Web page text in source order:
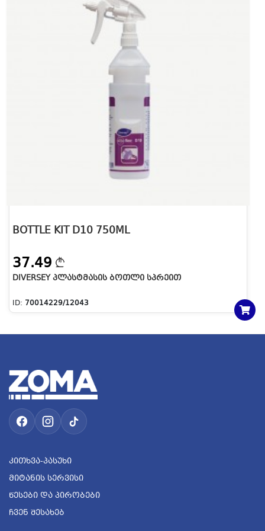
BOTTLE KIT D10 750ML
37.49
DIVERSEY ᲞᲚᲐᲡᲢᲛᲐᲡᲘᲡ ᲑᲝᲗᲚᲘ ᲡᲞᲠᲔᲘᲗ
ID: 70014229/12043
Კითხვა-Პასუხი
Მიტანის Სერვისი
Წესები Და Პირობები
Ჩვენ Შესახებ